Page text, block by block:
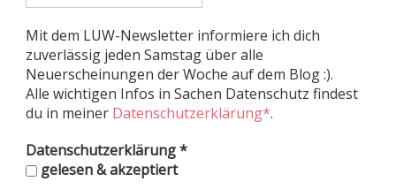
Mit dem LUW-Newsletter informiere ich dich
zuverlässig jeden Samstag über alle
Neuerscheinungen der Woche auf dem Blog :).
Alle wichtigen Infos in Sachen Datenschutz findest
du in meiner Datenschutzerklärung*.
Datenschutzerklärung*
gelesen & akzeptiert